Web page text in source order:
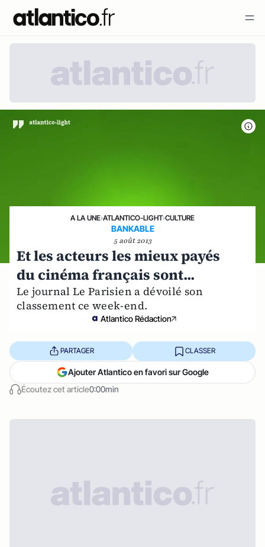
A LA UNE›ATLANTICO-LIGHT›CULTURE
BANKABLE
5 août 2013
Et les acteurs les mieux payés
du cinéma français sont...
Le journal Le Parisien a dévoilé son
classement ce week-end.
Atlantico Rédaction
Écoutez cet article0:00min
PARTAGER CLASSER
Ajouter Atlantico en favori sur Google